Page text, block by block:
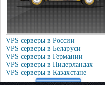
VPS серверы в России
VPS серверы в Беларуси
VPS серверы в Германии
VPS серверы в Нидерландах
VPS серверы в Казахстане